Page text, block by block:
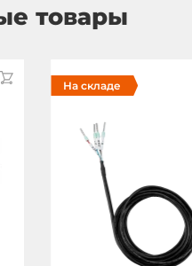
товары
На складе